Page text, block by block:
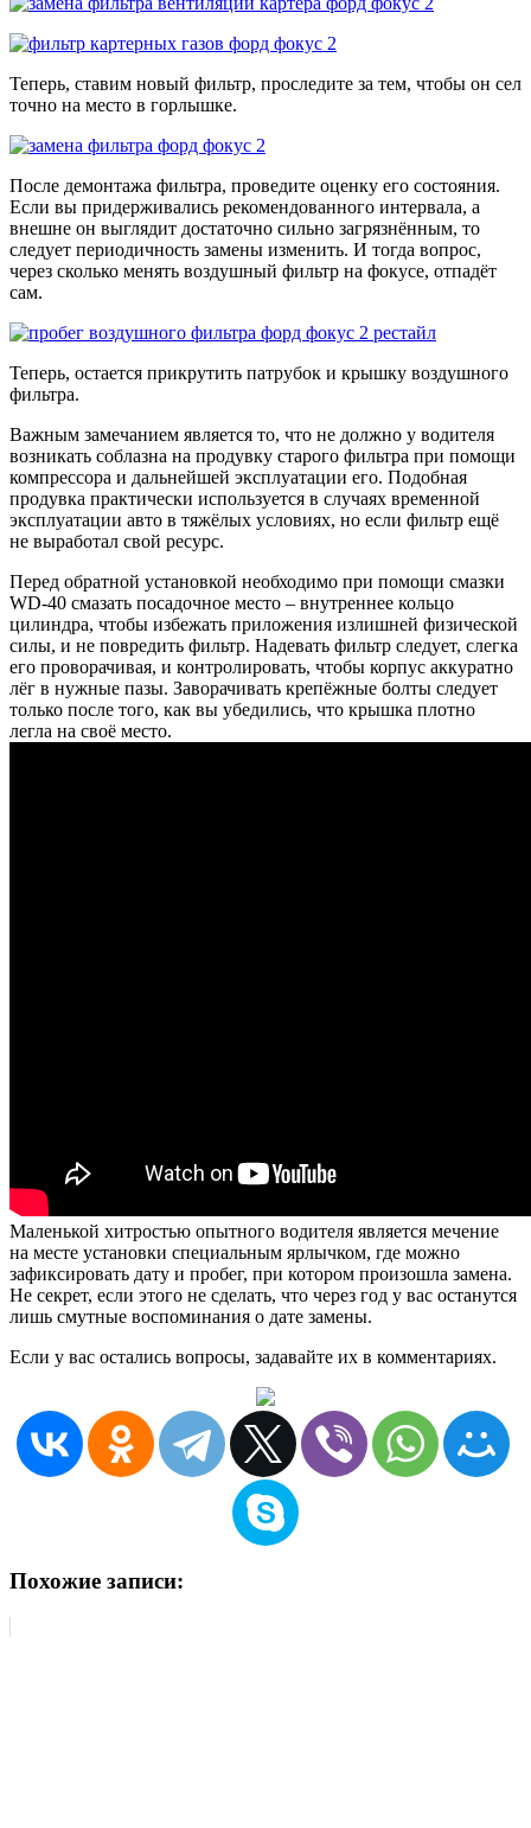
Теперь, ставим новый фильтр, проследите за тем, чтобы он сел
точно на место в горлышке.
После демонтажа фильтра, проведите оценку его состояния.
Если вы придерживались рекомендованного интервала, а
внешне он выглядит достаточно сильно загрязнённым, то
следует периодичность замены изменить. И тогда вопрос,
через сколько менять воздушный фильтр на фокусе, отпадёт
сам.
Теперь, остается прикрутить патрубок и крышку воздушного
фильтра.
Важным замечанием является то, что не должно у водителя
возникать соблазна на продувку старого фильтра при помощи
компрессора и дальнейшей эксплуатации его. Подобная
продувка практически используется в случаях временной
эксплуатации авто в тяжёлых условиях, но если фильтр ещё
не выработал свой ресурс.
Перед обратной установкой необходимо при помощи смазки
WD-40 смазать посадочное место – внутреннее кольцо
цилиндра, чтобы избежать приложения излишней физической
силы, и не повредить фильтр. Надевать фильтр следует, слегка
его проворачивая, и контролировать, чтобы корпус аккуратно
лёг в нужные пазы. Заворачивать крепёжные болты следует
только после того, как вы убедились, что крышка плотно
легла на своё место.
Маленькой хитростью опытного водителя является мечение
на месте установки специальным ярлычком, где можно
зафиксировать дату и пробег, при котором произошла замена.
Не секрет, если этого не сделать, что через год у вас останутся
лишь смутные воспоминания о дате замены.
Если у вас остались вопросы, задавайте их в комментариях.
Похожие записи: